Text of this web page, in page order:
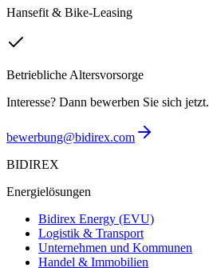
Hansefit & Bike-Leasing
Betriebliche Altersvorsorge
Interesse? Dann bewerben Sie sich jetzt.
bewerbung@bidirex.com
BIDIREX
Energielösungen
Bidirex Energy (EVU)
Logistik & Transport
Unternehmen und Kommunen
Handel & Immobilien